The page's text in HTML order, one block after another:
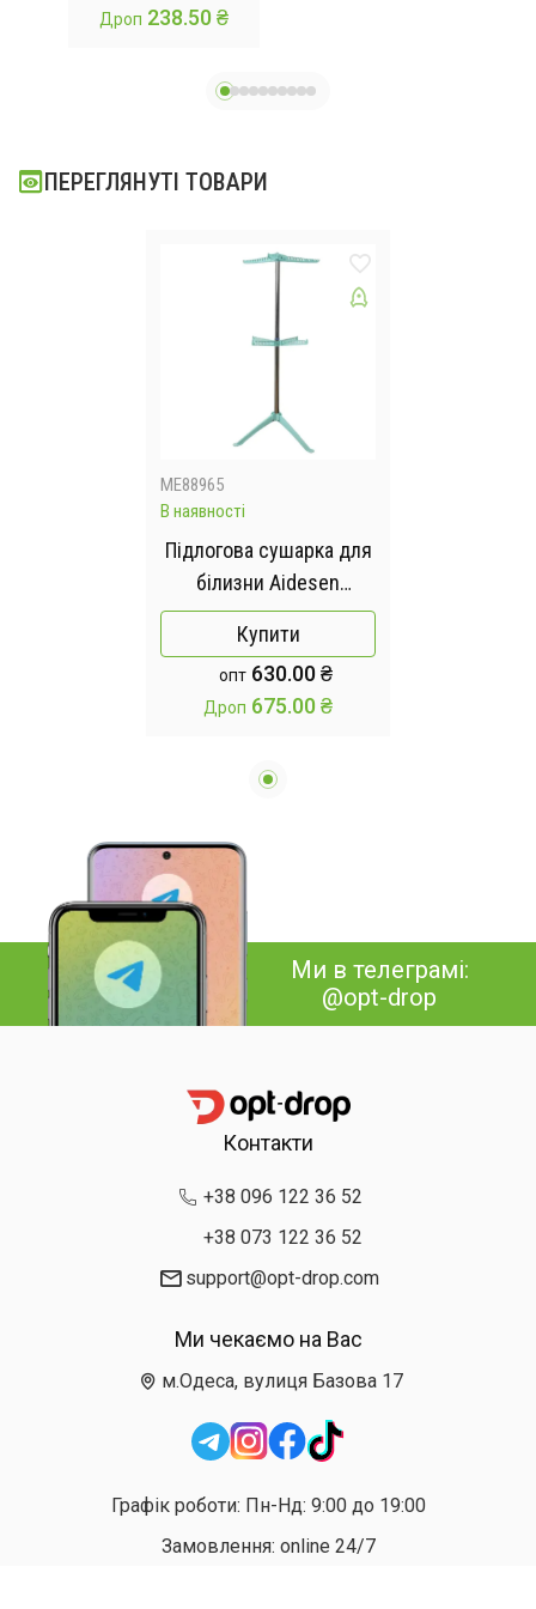
Повний спектр 2
Дроп 238.50 ₴
ПЕРЕГЛЯНУТІ ТОВАРИ
ME88965
В наявності
Підлогова сушарка для
білизни Aidesen
Launder Dryer
Купити
опт 630.00 ₴
Дроп 675.00 ₴
Ми в телеграмі:
@opt-drop
Контакти
+38 096 122 36 52
+38 073 122 36 52
support@opt-drop.com
Ми чекаємо на Вас
м.Одеса, вулиця Базова 17
Графік роботи: Пн-Нд: 9:00 до 19:00
Замовлення: online 24/7